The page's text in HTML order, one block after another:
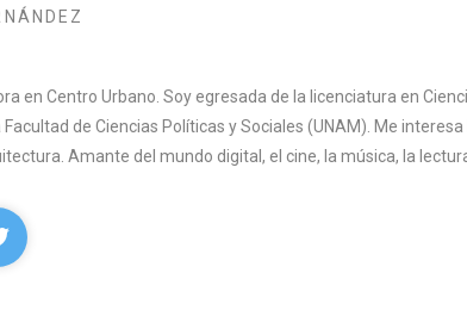
en Centro Urbano. Soy egresada de la licenciatura en
de Ciencias Políticas y Sociales (UNAM). Me interesa
Amante del mundo digital, el cine, la música, la